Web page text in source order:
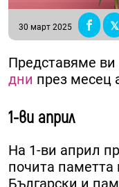
30 март 2025
Представяме
дни през месец
1-ви април
На 1-ви април
почита